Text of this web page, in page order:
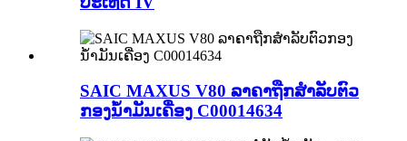
SAIC MAXUS V80 ລາຄາຖືກສຳລັບຕົວ
ກອງນ້ຳມັນເຄື່ອງ C00014634